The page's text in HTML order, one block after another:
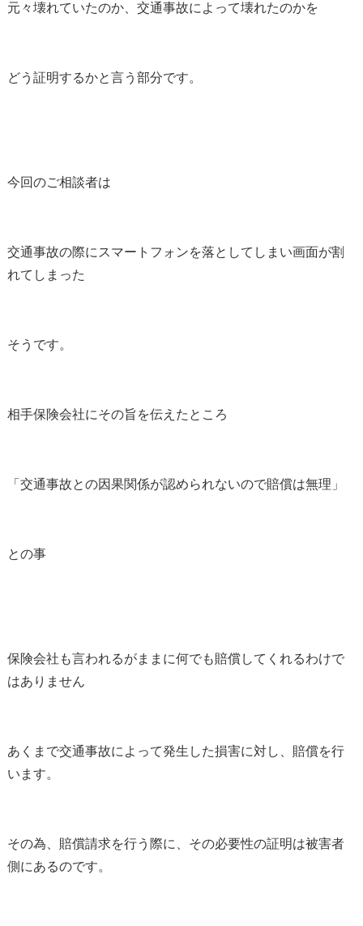
元々壊れていたのか、交通事故によって壊れたのかを
どう証明するかと言う部分です。
今回のご相談者は
交通事故の際にスマートフォンを落としてしまい画面が割
れてしまった
そうです。
相手保険会社にその旨を伝えたところ
「交通事故との因果関係が認められないので賠償は無理」
との事
保険会社も言われるがままに何でも賠償してくれるわけで
はありません
あくまで交通事故によって発生した損害に対し、賠償を行
います。
その為、賠償請求を行う際に、その必要性の証明は被害者
側にあるのです。